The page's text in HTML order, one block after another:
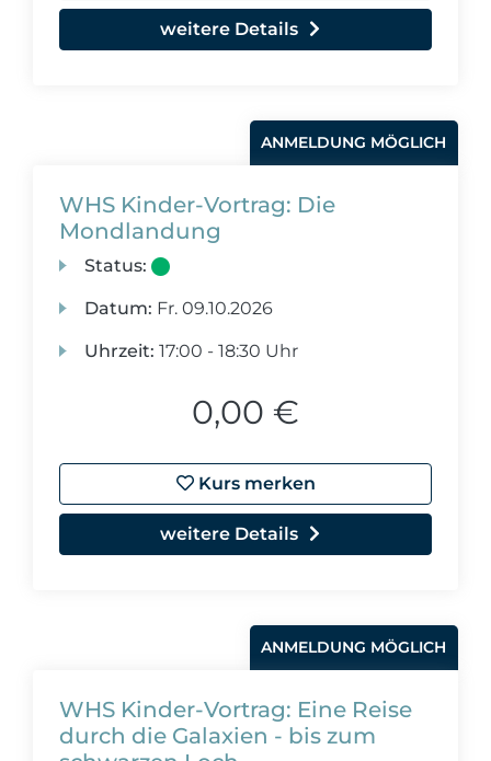
weitere Details
ANMELDUNG MÖGLICH
WHS Kinder-Vortrag: Die
Mondlandung
Status:
Datum: Fr. 09.10.2026
Uhrzeit: 17:00 - 18:30 Uhr
0,00 €
Kurs merken
weitere Details
ANMELDUNG MÖGLICH
WHS Kinder-Vortrag: Eine Reise
durch die Galaxien - bis zum